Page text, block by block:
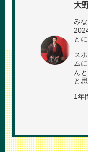
大
み
と
ス
ム
ん
と
1年